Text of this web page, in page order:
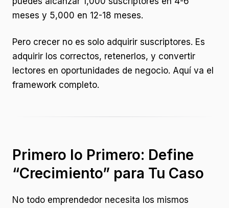
meses y 5,000 en 12-18 meses.
Pero crecer no es solo adquirir suscriptores. Es
adquirir los correctos, retenerlos, y convertir
lectores en oportunidades de negocio. Aquí va el
framework completo.
Primero lo Primero: Define
“Crecimiento” para Tu Caso
No todo emprendedor necesita los mismos